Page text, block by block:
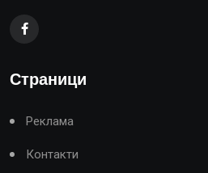
Страници
Реклама
Контакти